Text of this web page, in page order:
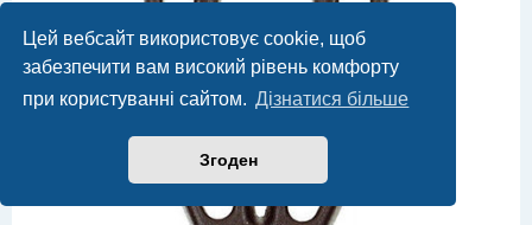
Цей вебсайт використовує cookie, щоб
забезпечити вам високий рівень комфорту
при користуванні сайтом. Дізнатися більше
Згоден